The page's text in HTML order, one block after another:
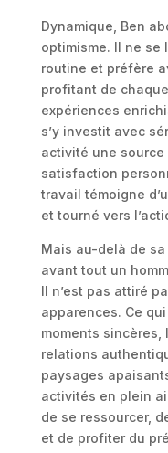
Dynamique, Ben
optimisme. Il ne se
routine et préfère
profitant de
expériences
s’y investit avec
activité une source
satisfaction
travail témoigne
et tourné vers
Mais au-delà de
avant tout un
Il n’est pas attiré
apparences. Ce
moments
relations
paysages
activités en plein
de se ressourcer,
et de profiter du